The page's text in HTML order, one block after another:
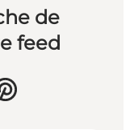
de
feed